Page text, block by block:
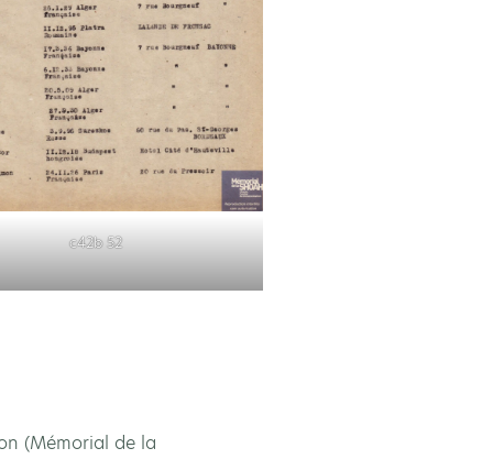
c42b 52
(Mémorial de la